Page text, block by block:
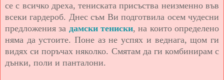
се с всичко дреха, тениската присъства неизменно във
всеки гардероб. Днес съм Ви подготвила осем чудесни
предложения за дамски тениски, на които определено
няма да устоите. Поне аз не успях и веднага, щом ги
видях си поръчах няколко. Смятам да ги комбинирам с
дънки, поли и панталони.